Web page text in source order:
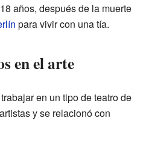
años, después de la muerte
para vivir con una tía.
en el arte
en un tipo de teatro de
y se relacionó con